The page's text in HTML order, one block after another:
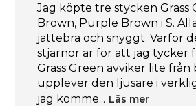
Jag köpte tre stycken Grass
Brown, Purple Brown i S.
jättebra och snyggt. Varför
stjärnor är för att jag tycker
Grass Green avviker lite från
upplever den ljusare i
jag komme... Läs mer